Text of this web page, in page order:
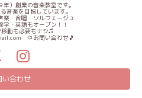
）創業の音楽教室です。
音楽を目指しています。
楽・合唱・ソルフェージュ
学・英語もオープン！！
移動も必要もナシ♫
⇦お問い合わせ🎵
い合わせ